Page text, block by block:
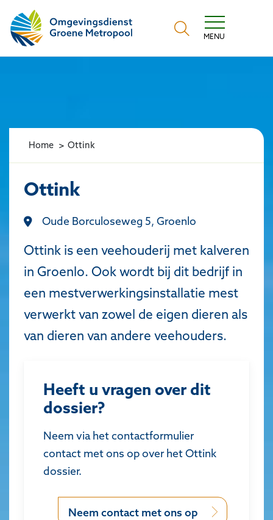
Omgevingsdienst Groene Metropool
MENU
Home Ottink
Ottink
Oude Borculoseweg 5, Groenlo
Ottink is een veehouderij met kalveren
in Groenlo. Ook wordt bij dit bedrijf in
een mestverwerkingsinstallatie mest
verwerkt van zowel de eigen dieren als
van dieren van andere veehouders.
Heeft u vragen over dit
dossier?
Neem via het contactformulier
contact met ons op over het Ottink
dossier.
Neem contact met ons op